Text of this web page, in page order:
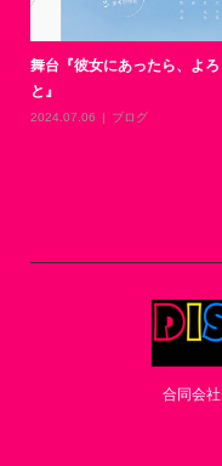
舞台『彼女にあったら、よろ
と』
2024.07.06 ブログ
合同会